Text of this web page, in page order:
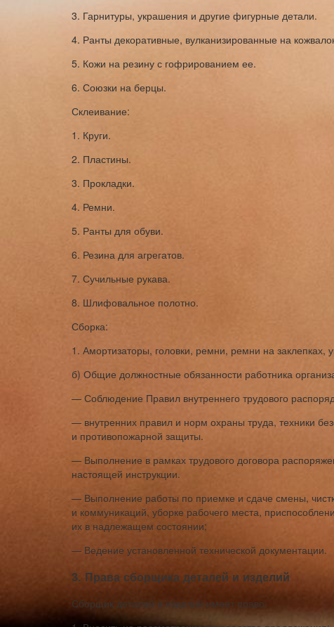
3. Гарнитуры, украшения и другие фигурные детали.
4. Ранты декоративные, вулканизированные на
5. Кожи на резину с гофрированием ее.
6. Союзки на берцы.
Склеивание:
1. Круги.
2. Пластины.
3. Прокладки.
4. Ремни.
5. Ранты для обуви.
6. Резина для агрегатов.
7. Сучильные рукава.
8. Шлифовальное полотно.
Сборка:
1. Амортизаторы, головки, ремни, ремни на заклепках,
б) Общие должностные обязанности работника
— Соблюдение Правил внутреннего трудового
— внутренних правил и норм охраны труда, техники
и противопожарной защиты.
— Выполнение в рамках трудового договора
настоящей инструкции.
— Выполнение работы по приемке и сдаче смены,
и коммуникаций, уборке рабочего места,
их в надлежащем состоянии;
— Ведение установленной технической документации.
3. Права сборщика деталей и изделий
Сборщик деталей и изделий имеет право: